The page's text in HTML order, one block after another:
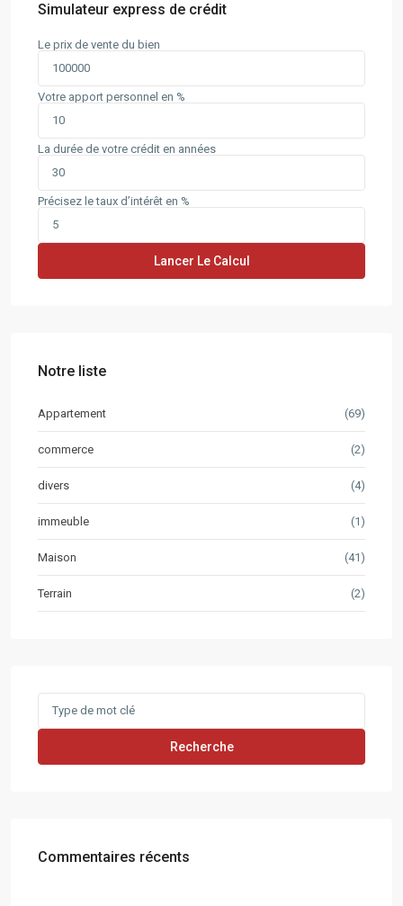
Simulateur express de crédit
Le prix de vente du bien
Votre apport personnel en %
La durée de votre crédit en années
Précisez le taux d’intérêt en %
Lancer Le Calcul
Notre liste
Appartement (69)
commerce (2)
divers (4)
immeuble (1)
Maison (41)
Terrain (2)
Recherche
Commentaires récents